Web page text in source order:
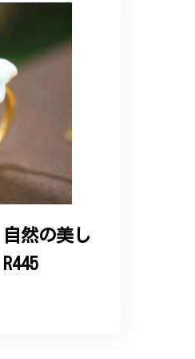
通り、届い
とを大
然の美し